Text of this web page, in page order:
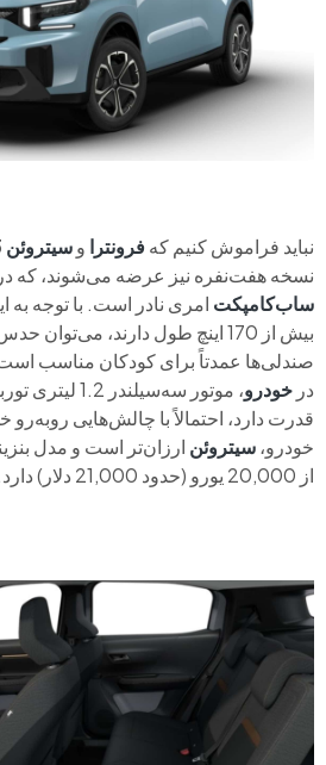
نباید فراموش کنیم کهفرونترا وسیتروئن
نسخه هفت‌نفره نیز عرضه می‌شوند، که
ساب‌کامپکت امری نادر است. با توجه
بیش از 170 اینچ طول دارند،
صندلی‌ها عمدتاً برای کودکان مناسب
در خودرو
قدرت دارد، احتمالاً با چالش‌هایی روبه‌رو
خودرو،سیتروئن ارزان‌تر است و مدل
از 20,000 یورو (حدود 21,000 دلار) دارد.